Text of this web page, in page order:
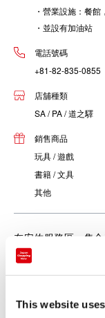
This website
・營業設施：餐
・並設有加油站
電話號碼
+81-82-835-0855
店舖種類
SA / PA / 道之驛
銷售商品
玩具 / 遊戲
書籍 / 文具
其他
在安佐服務區，集
另外，除了美食還
趣吧。